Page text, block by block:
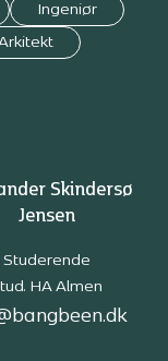
Ingeniør
Skindersø
Jensen
Studerende
HA Almen